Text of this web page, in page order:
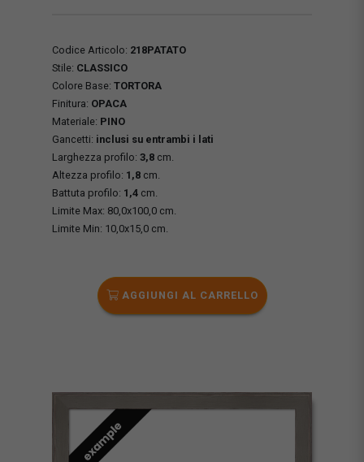
Codice Articolo: 218PATATO
Stile: CLASSICO
Colore Base: TORTORA
Finitura: OPACA
Materiale: PINO
Gancetti: inclusi su entrambi i lati
Larghezza profilo: 3,8 cm.
Altezza profilo: 1,8 cm.
Battuta profilo: 1,4 cm.
Limite Max: 80,0x100,0 cm.
Limite Min: 10,0x15,0 cm.
AGGIUNGI AL CARRELLO